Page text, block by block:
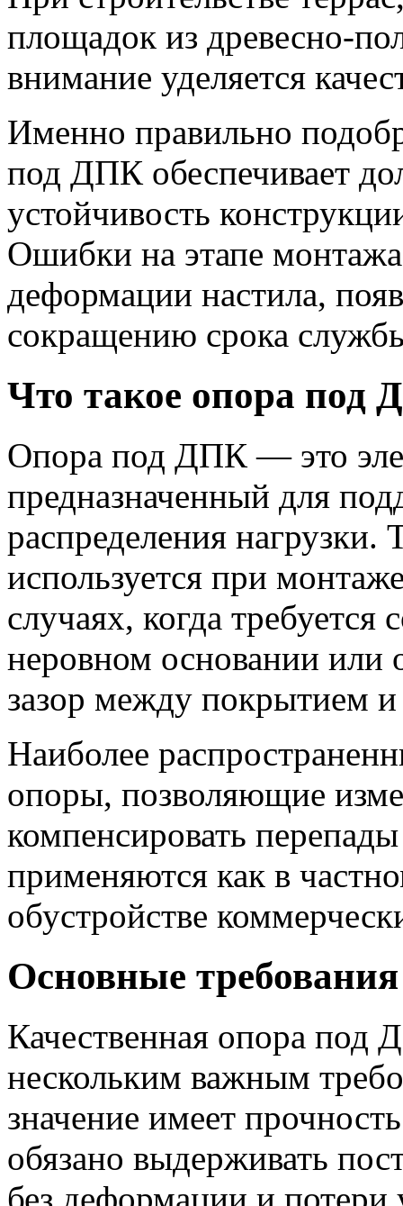
площадок из древесно-
внимание уделяется
Именно правильно
под ДПК обеспечивает
устойчивость
Ошибки на этапе
деформации настила,
сокращению срока
Что такое опора под
Опора под ДПК — это
предназначенный для
распределения нагрузки.
используется при
случаях, когда
неровном основании или
зазор между покрытием
Наиболее
опоры, позволяющие
компенсировать
применяются как в
обустройстве
Основные
Качественная опора под
нескольким важным
значение имеет
обязано выдерживать
без деформации и потери